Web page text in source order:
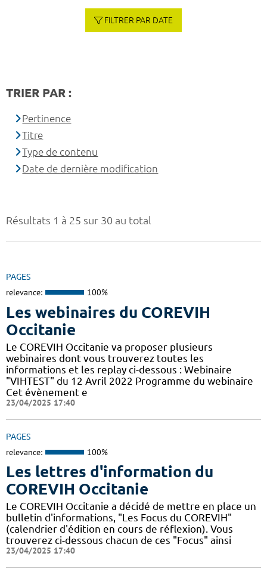
Résultats 1 à 25 sur 30 au total
PAGES
relevance: 100%
Les webinaires du COREVIH
Occitanie
Le COREVIH Occitanie va proposer plusieurs
webinaires dont vous trouverez toutes les
informations et les replay ci-dessous : Webinaire
"VIHTEST" du 12 Avril 2022 Programme du webinaire
Cet évènement e
23/04/2025 17:40
PAGES
relevance: 100%
Les lettres d'information du
COREVIH Occitanie
Le COREVIH Occitanie a décidé de mettre en place un
bulletin d'informations, "Les Focus du COREVIH"
(calendrier d'édition en cours de réflexion). Vous
trouverez ci-dessous chacun de ces "Focus" ainsi
23/04/2025 17:40
FILTRER PAR DATE
TRIER PAR :
Pertinence
Titre
Type de contenu
Date de dernière modification